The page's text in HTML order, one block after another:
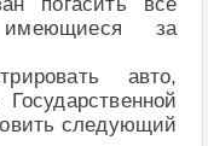
имеющиеся за
авто,
следующий